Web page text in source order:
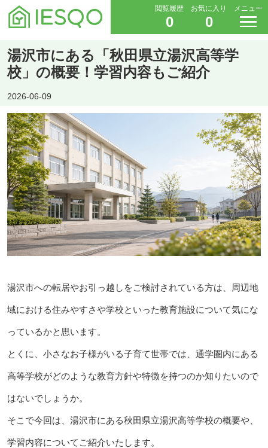
閲覧履歴
0
お気に入り
0
メニュー
湯沢市にある「秋田県立湯沢高等学
校」の概要！学習内容もご紹介
2026-06-09
湯沢市への転居やお引っ越しをご検討されている方は、周辺地
域における住みやすさや学校といった教育施設について気にな
っているかと思います。
とくに、小さなお子様がいる子育て世帯では、通学圏内にある
高等学校がどのような教育方針や特徴を持つのか知りたいので
はないでしょうか。
そこで今回は、湯沢市にある秋田県立湯沢高等学校の概要や、
学習内容についてご紹介いたします。